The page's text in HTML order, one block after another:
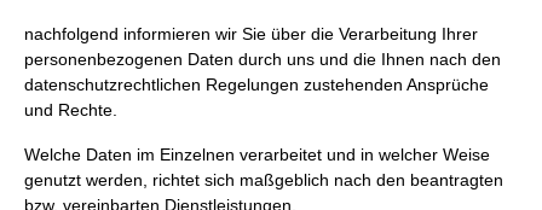
nachfolgend informieren wir Sie über die Verarbeitung Ihrer
personenbezogenen Daten durch uns und die Ihnen nach den
datenschutzrechtlichen Regelungen zustehenden Ansprüche
und Rechte.
Welche Daten im Einzelnen verarbeitet und in welcher Weise
genutzt werden, richtet sich maßgeblich nach den beantragten
bzw. vereinbarten Dienstleistungen.